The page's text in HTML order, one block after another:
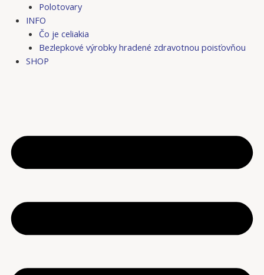
Polotovary
INFO
Čo je celiakia
Bezlepkové výrobky hradené zdravotnou poisťovňou
SHOP